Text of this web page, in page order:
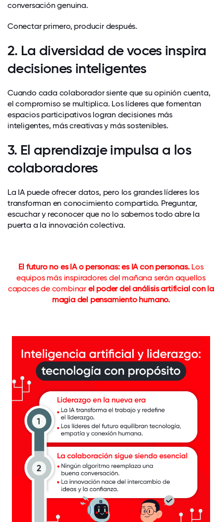
conversación genuina.
Conectar primero, producir después.
2. La diversidad de voces inspira
decisiones inteligentes
Cuando cada colaborador siente que su opinión cuenta,
el compromiso se multiplica. Los líderes que fomentan
espacios participativos logran decisiones más
inteligentes, más creativas y más sostenibles.
3. El aprendizaje impulsa a los
colaboradores
La IA puede ofrecer datos, pero los grandes líderes los
transforman en conocimiento compartido. Preguntar,
escuchar y reconocer que no lo sabemos todo abre la
puerta a la innovación colectiva.
El futuro no es IA o personas: es IA con personas.Los
equipos más inspiradores del mañana serán aquellos
capaces de combinar el poder del análisis artificial con la
magia del pensamiento humano.